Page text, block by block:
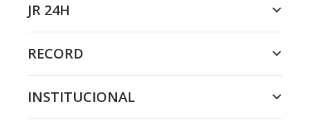
JR 24H
RECORD
INSTITUCIONAL